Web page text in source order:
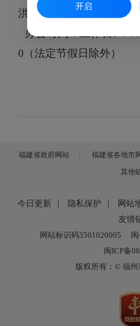
洪山园路1号福州万象城
办公时间：工作日9：
0（法定节假日除外）
福建省政府网站 福建省各地市
其他
今日更新 隐私保护 网站
友情
网站标识码3501020005
闽ICP备
版权所有：© 福
开启